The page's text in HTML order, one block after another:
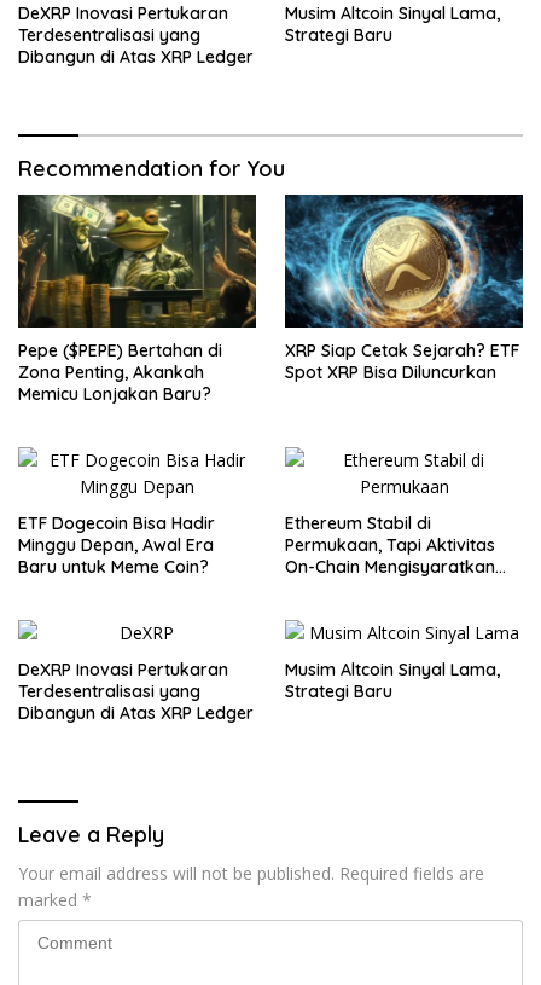
DeXRP Inovasi Pertukaran
Terdesentralisasi yang
Dibangun di Atas XRP Ledger
Musim Altcoin Sinyal Lama,
Strategi Baru
Recommendation for You
Pepe ($PEPE) Bertahan di
Zona Penting, Akankah
Memicu Lonjakan Baru?
XRP Siap Cetak Sejarah? ETF
Spot XRP Bisa Diluncurkan
ETF Dogecoin Bisa Hadir
Minggu Depan, Awal Era
Baru untuk Meme Coin?
Ethereum Stabil di
Permukaan, Tapi Aktivitas
On-Chain Mengisyaratkan
DeXRP Inovasi Pertukaran
Terdesentralisasi yang
Dibangun di Atas XRP Ledger
Musim Altcoin Sinyal Lama,
Strategi Baru
Leave a Reply
Your email address will not be published. Required fields are
marked *